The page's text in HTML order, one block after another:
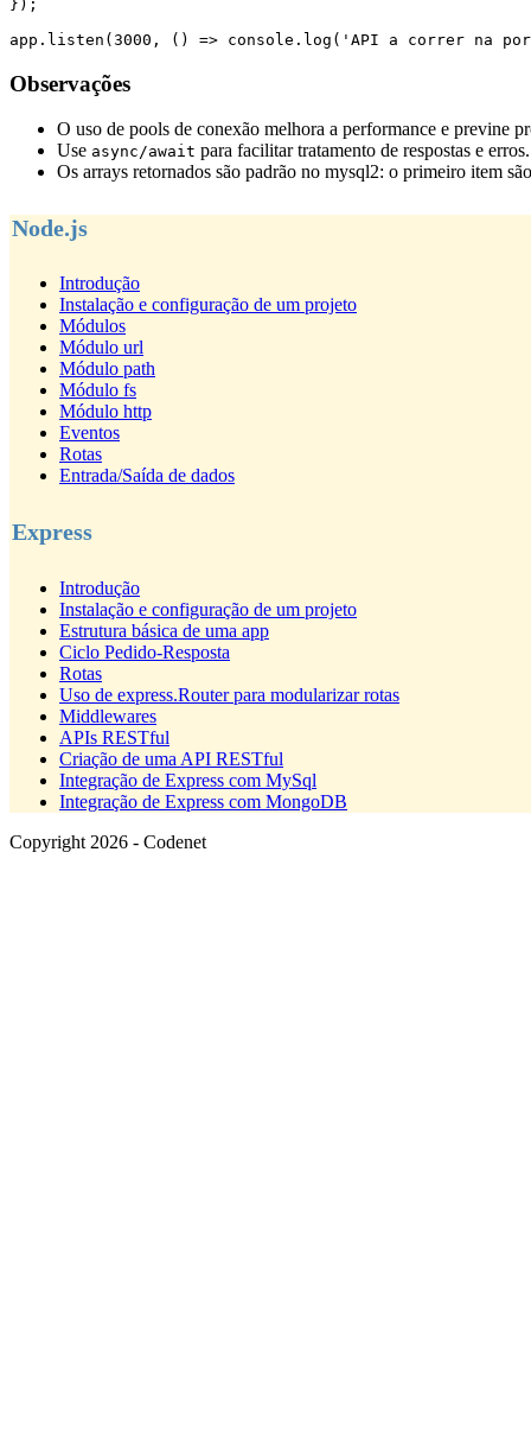
});
app.listen(3000, () => console.log('API a correr na
Observações
O uso de pools de conexão melhora a performance e previne
Use async/await para facilitar tratamento de respostas e erros.
Os arrays retornados são padrão no mysql2: o primeiro item
Node.js
Introdução
Instalação e configuração de um projeto
Módulos
Módulo url
Módulo path
Módulo fs
Módulo http
Eventos
Rotas
Entrada/Saída de dados
Express
Introdução
Instalação e configuração de um projeto
Estrutura básica de uma app
Ciclo Pedido-Resposta
Rotas
Uso de express.Router para modularizar rotas
Middlewares
APIs RESTful
Criação de uma API RESTful
Integração de Express com MySql
Integração de Express com MongoDB
Copyright 2026 - Codenet